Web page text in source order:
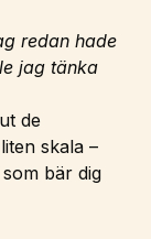
redan hade
jag tänka
de
skala –
bär dig